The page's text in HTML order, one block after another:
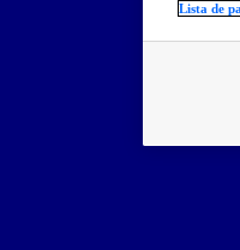
Lista de